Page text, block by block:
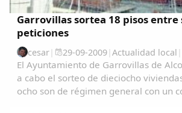
Garrovillas sortea 18 pisos entre
peticiones
cesar| 29-09-2009| Actualidad local |
El Ayuntamiento de Garrovillas de
a cabo el sorteo de dieciocho viviendas de las cuales
ocho son de régimen general con un coste